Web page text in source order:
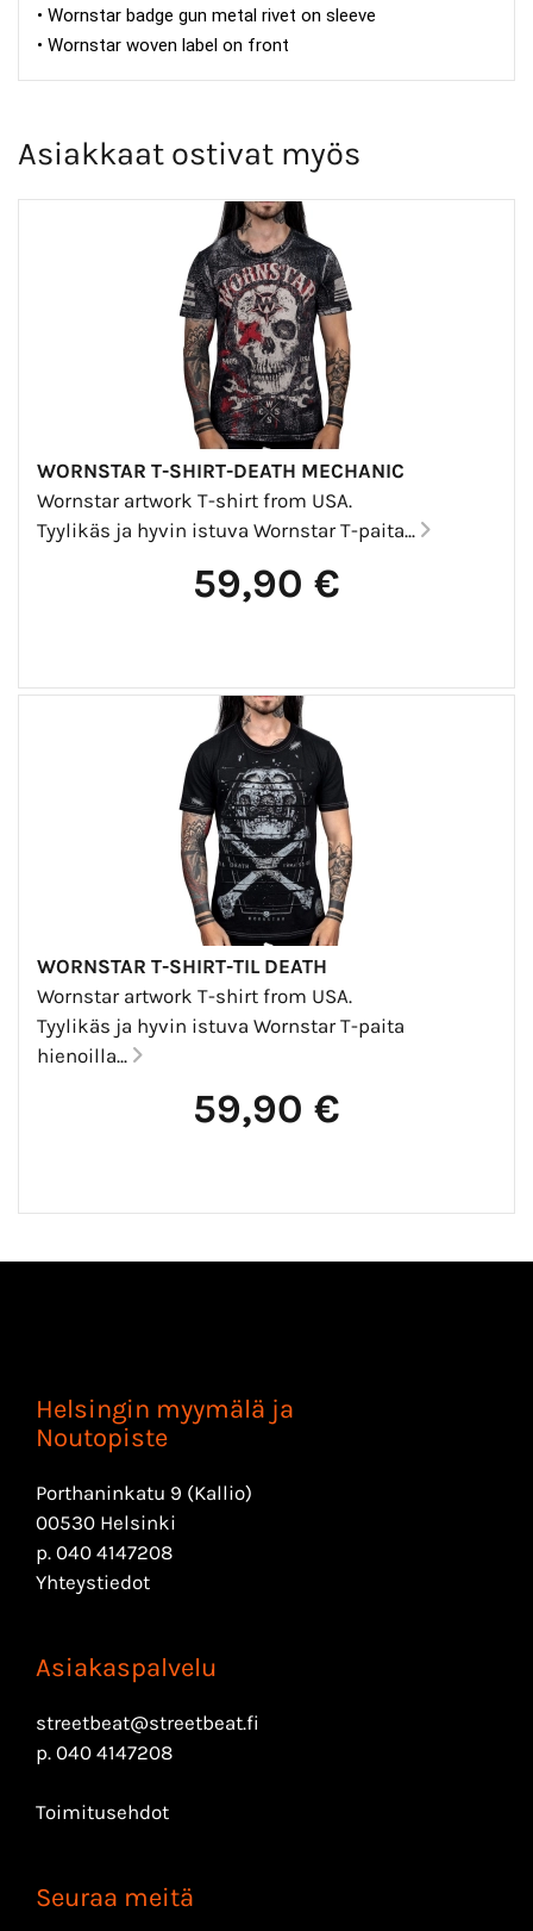
• Wornstar badge gun metal rivet on sleeve
• Wornstar woven label on front
Asiakkaat ostivat myös
WORNSTAR T-SHIRT-DEATH MECHANIC
Wornstar artwork T-shirt from USA.
Tyylikäs ja hyvin istuva Wornstar T-paita...
59,90 €
WORNSTAR T-SHIRT-TIL DEATH
Wornstar artwork T-shirt from USA.
Tyylikäs ja hyvin istuva Wornstar T-paita
hienoilla...
59,90 €
Helsingin myymälä ja
Noutopiste
Porthaninkatu 9 (Kallio)
00530 Helsinki
p. 040 4147208
Yhteystiedot
Asiakaspalvelu
streetbeat@streetbeat.fi
p. 040 4147208
Toimitusehdot
Seuraa meitä